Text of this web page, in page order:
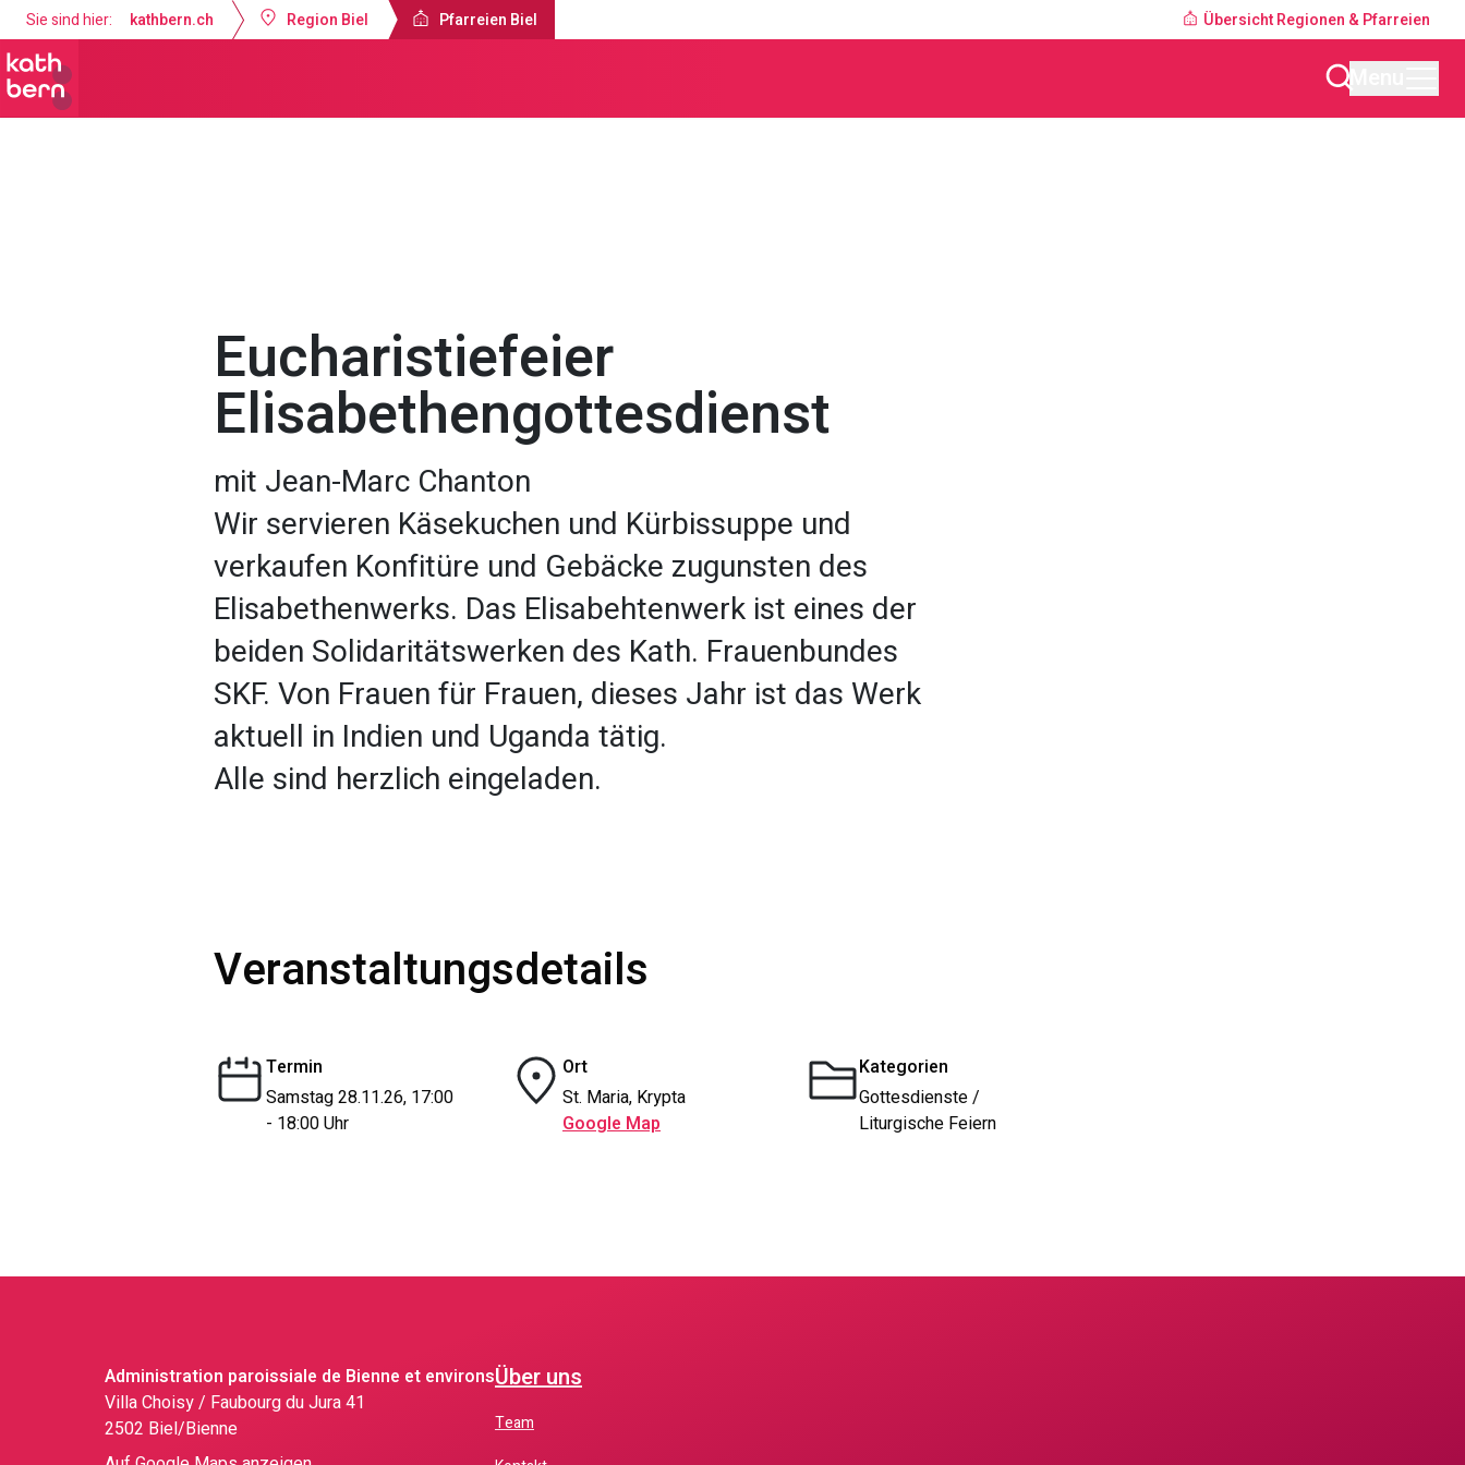
Sie sind hier: kathbern.ch Region Biel Pfarreien Biel Übersicht Regionen & Pfarreien
Eucharistiefeier
Elisabethengottesdienst
mit Jean-Marc Chanton
Wir servieren Käsekuchen und Kürbissuppe und
verkaufen Konfitüre und Gebäcke zugunsten des
Elisabethenwerks. Das Elisabehtenwerk ist eines der
beiden Solidaritätswerken des Kath. Frauenbundes
SKF. Von Frauen für Frauen, dieses Jahr ist das Werk
aktuell in Indien und Uganda tätig.
Alle sind herzlich eingeladen.
Veranstaltungsdetails
Termin
Samstag 28.11.26, 17:00
- 18:00 Uhr
Ort
St. Maria, Krypta
Google Map
Kategorien
Gottesdienste /
Liturgische Feiern
Administration paroissiale de Bienne et environs
Villa Choisy / Faubourg du Jura 41
2502 Biel/Bienne
Über uns
Team